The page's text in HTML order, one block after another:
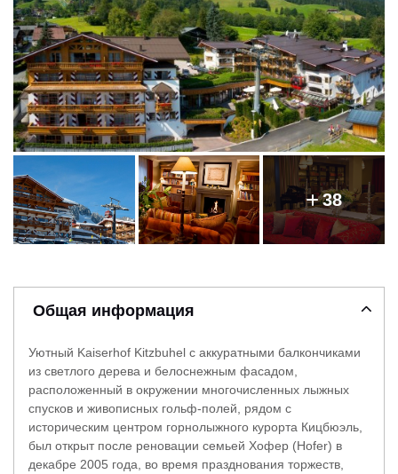
38
Общая информация
Уютный Kaiserhof Kitzbuhel с аккуратными балкончиками
из светлого дерева и белоснежным фасадом,
расположенный в окружении многочисленных лыжных
спусков и живописных гольф-полей, рядом с
историческим центром горнолыжного курорта Кицбюэль,
был открыт после реновации семьей Хофер (Hofer) в
декабре 2005 года, во время празднования торжеств,